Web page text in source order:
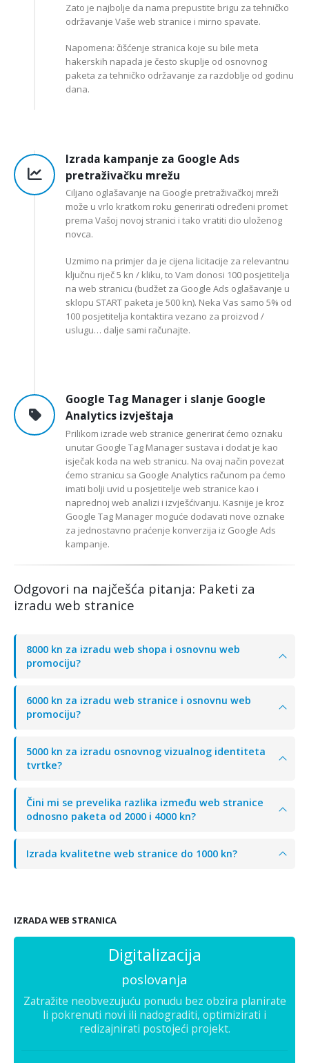
Zato je najbolje da nama prepustite brigu za tehničko
održavanje Vaše web stranice i mirno spavate.
Napomena: čišćenje stranica koje su bile meta
hakerskih napada je često skuplje od osnovnog
paketa za tehničko održavanje za razdoblje od godinu
dana.
Izrada kampanje za Google Ads
pretraživačku mrežu
Ciljano oglašavanje na Google pretraživačkoj mreži
može u vrlo kratkom roku generirati određeni promet
prema Vašoj novoj stranici i tako vratiti dio uloženog
novca.
Uzmimo na primjer da je cijena licitacije za relevantnu
ključnu riječ 5 kn / kliku, to Vam donosi 100 posjetitelja
na web stranicu (budžet za Google Ads oglašavanje u
sklopu START paketa je 500 kn). Neka Vas samo 5% od
100 posjetitelja kontaktira vezano za proizvod /
uslugu… dalje sami računajte.
Google Tag Manager i slanje Google
Analytics izvještaja
Prilikom izrade web stranice generirat ćemo oznaku
unutar Google Tag Manager sustava i dodat je kao
isječak koda na web stranicu. Na ovaj način povezat
ćemo stranicu sa Google Analytics računom pa ćemo
imati bolji uvid u posjetitelje web stranice kao i
naprednoj web analizi i izvješćivanju. Kasnije je kroz
Google Tag Manager moguće dodavati nove oznake
za jednostavno praćenje konverzija iz Google Ads
kampanje.
Odgovori na najčešća pitanja: Paketi za
izradu web stranice
8000 kn za izradu web shopa i osnovnu web
promociju?
6000 kn za izradu web stranice i osnovnu web
promociju?
5000 kn za izradu osnovnog vizualnog identiteta
tvrtke?
Čini mi se prevelika razlika između web stranice
odnosno paketa od 2000 i 4000 kn?
Izrada kvalitetne web stranice do 1000 kn?
IZRADA WEB STRANICA
Digitalizacija
poslovanja
Zatražite neobvezujuću ponudu bez obzira planirate
li pokrenuti novi ili nadograditi, optimizirati i
redizajnirati postojeći projekt.